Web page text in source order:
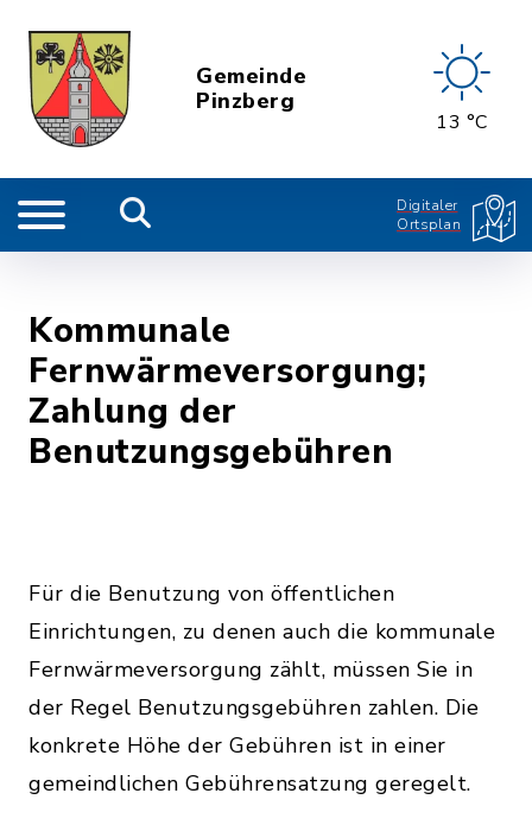
Gemeinde
Pinzberg
13 °C
Digitaler
Ortsplan
Kommunale
Fernwärmeversorgung;
Zahlung der
Benutzungsgebühren
Für die Benutzung von öffentlichen
Einrichtungen, zu denen auch die kommunale
Fernwärmeversorgung zählt, müssen Sie in
der Regel Benutzungsgebühren zahlen. Die
konkrete Höhe der Gebühren ist in einer
gemeindlichen Gebührensatzung geregelt.